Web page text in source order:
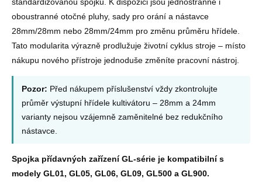
oboustranné otočné pluhy, sady pro orání a nástavce
28mm/28mm nebo 28mm/24mm pro změnu průměru hřídele.
Tato modularita výrazně prodlužuje životní cyklus stroje – místo
nákupu nového přístroje jednoduše změníte pracovní nástroj.
Pozor: Před nákupem příslušenství vždy zkontrolujte
průměr výstupní hřídele kultivátoru – 28mm a 24mm
varianty nejsou vzájemně zaměnitelné bez redukčního
nástavce.
Spojka přídavných zařízení GL-série je kompatibilní s
modely GL01, GL05, GL06, GL09, GL500 a GL900.